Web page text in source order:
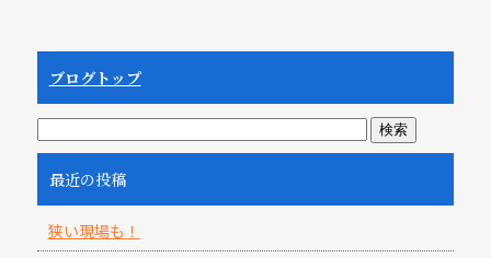
ブログトップ
最近の投稿
狭い現場も！